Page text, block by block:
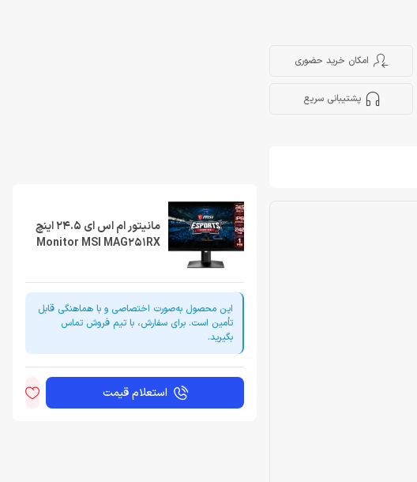
امکان خرید حضوری
پشتیبانی سریع
مانیتور ام اس ای 24.5 اینچ
Monitor MSI MAG251RX
این محصول به‌صورت اختصاصی و با هماهنگی قابل
تأمین است. برای سفارش، با تیم فروش تماس
بگیرید.
استعلام قیمت